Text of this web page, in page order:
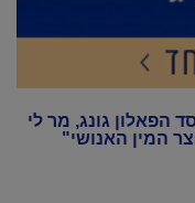
הפאלון גונג, מר לי
המין האנושי"